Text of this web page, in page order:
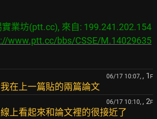
業坊(ptt.cc), 來自: 199.241.202.154
www.ptt.cc/bbs/CSSE/M.14029635
06/17 10:07, , 1 F
在上一篇貼的兩篇論文
06/17 10:10, , 2F
上看起來和論文裡的很接近了